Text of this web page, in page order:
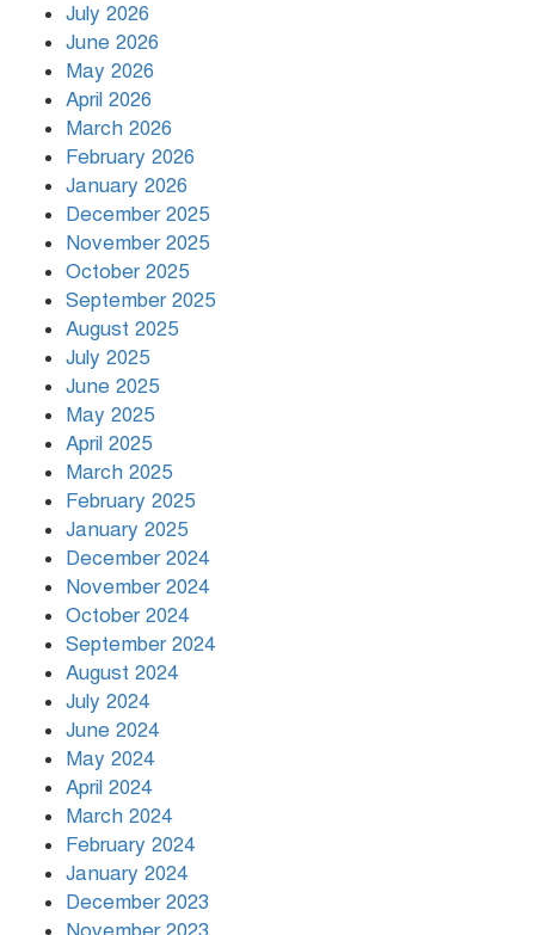
বৃষ্টি থামার নাম নেই, পথে পথে
July 2026
June 2026
May 2026
April 2026
March 2026
February 2026
January 2026
December 2025
November 2025
October 2025
September 2025
August 2025
July 2025
June 2025
May 2025
April 2025
March 2025
February 2025
January 2025
December 2024
November 2024
October 2024
September 2024
August 2024
July 2024
June 2024
May 2024
April 2024
March 2024
February 2024
January 2024
December 2023